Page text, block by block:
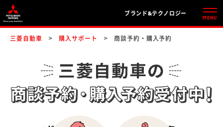
ブランド&テクノロジー
三菱自動車 購入サポート 商談予約・購入予約